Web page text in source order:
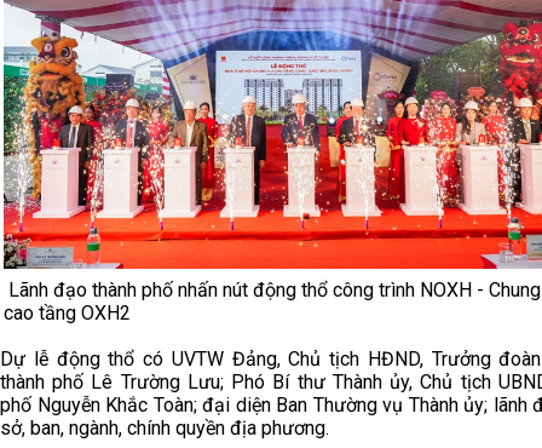
Lãnh đạo thành phố nhấn nút động thổ công trình NOXH -
cao tầng OXH2
Dự lễ động thổ có UVTW Đảng, Chủ tịch HĐND, Trưởng
thành phố Lê Trường Lưu; Phó Bí thư Thành ủy, Chủ tịch
phố Nguyễn Khắc Toàn; đại diện Ban Thường vụ Thành ủy; lãnh
sở, ban, ngành, chính quyền địa phương.